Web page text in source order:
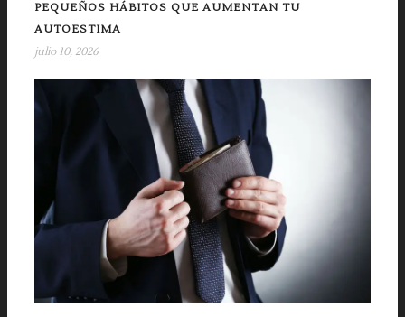
PEQUEÑOS HÁBITOS QUE AUMENTAN TU
AUTOESTIMA
julio 10, 2026